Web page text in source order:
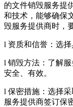
的文件销毁服务提
和技术，能够确保
毁服务提供商时，
l 资质和信誉：选
l 销毁方法：了解
安全、有效。
l 保密措施：选择
服务提供商签订保